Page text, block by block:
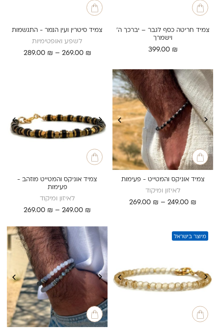
צמיד חריטה כסף לגבר – יברכך ה'
וישמרך
399.00 ₪
צמיד סיטרין ועין הנמר - התגשמות
לשפע ואופטימיות
269.00 ₪
–
289.00 ₪
טווח
צמיד אוניקס והמטייט - פעימות
לאיזון ומיקוד
249.00 ₪
–
269.00 ₪
טווח
צמיד אוניקס והמטייט מוזהב -
פעימות
לאיזון ומיקוד
249.00 ₪
–
269.00 ₪
טווח
עד
מיוצר בישראל